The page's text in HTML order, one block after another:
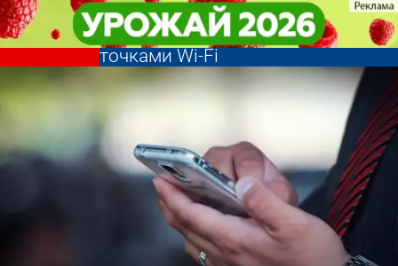
Минцифры просит сообщать о
проблемах с публичными
точками Wi-Fi
Общество Минцифры просит сообщать о
проблемах с публичными
точками Wi-Fi
Общество
Другие новости по
теме
Погода и курсы
валют в Пензе